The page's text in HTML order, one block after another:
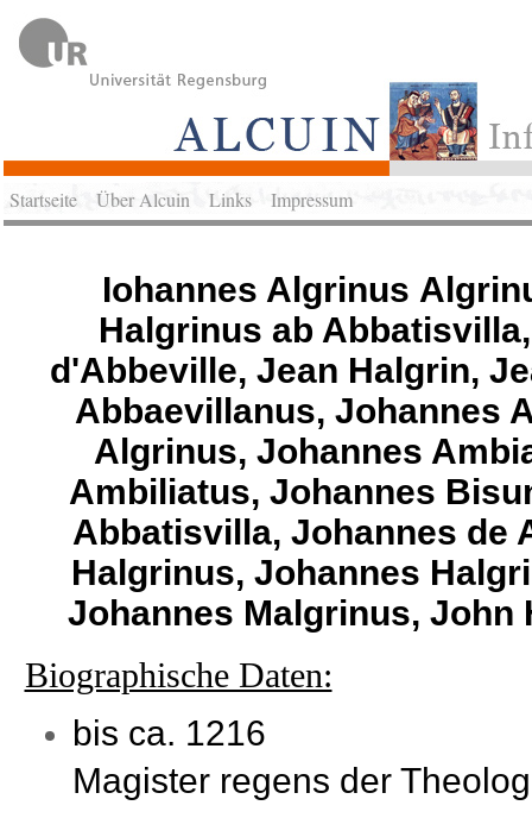
Startseite Über Alcuin Links Impressum
Iohannes Algrinus
Halgrinus ab
d'Abbeville, Jean Halgrin,
Abbaevillanus, Johannes
Algrinus, Johannes
Ambiliatus, Johannes
Abbatisvilla, Johannes de
Halgrinus, Johannes
Johannes Malgrinus, John
Biographische Daten:
bis ca. 1216
Magister regens der